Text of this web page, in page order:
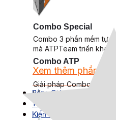
Combo Special
Combo 3 phần mềm tự
mà ATPTeam triển khai.
Xem thêm phần
Xem thêm phần
Bảng Giá
Thanh Toán
Kiến Thức Marketing
Combo ATP
Giải pháp Combo ATP
hỗ trợ KDOL.